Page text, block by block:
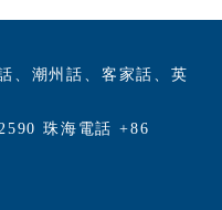
、潮州話、客家話、英
珠海電話 +86